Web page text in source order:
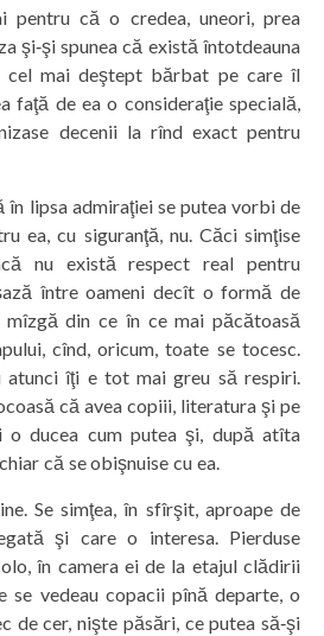
pentru că o credea, uneori, prea
şi‑şi spunea că există întotdeauna
cel mai deştept bărbat pe care îl
faţă de ea o consideraţie specială,
decenii la rînd exact pentru
în lipsa admiraţiei se putea vorbi de
ea, cu siguranţă, nu. Căci simţise
nu există respect real pentru
între oameni decît o formă de
mîzgă din ce în ce mai păcătoasă
cînd, oricum, toate se tocesc.
atunci îţi e tot mai greu să respiri.
că avea copiii, literatura şi pe
o ducea cum putea şi, după atîta
că se obişnuise cu ea.
Se simţea, în sfîrşit, aproape de
şi care o interesa. Pierduse
în camera ei de la etajul clădirii
se vedeau copacii pînă departe, o
de cer, nişte păsări, ce putea să‑şi